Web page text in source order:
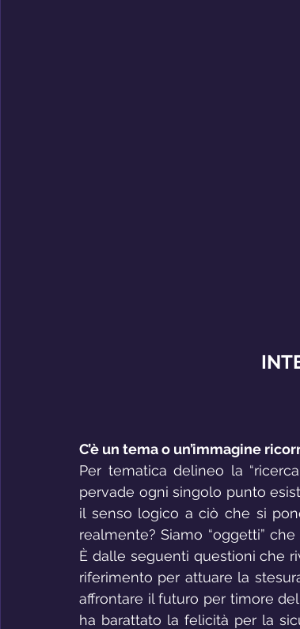
C’è un tema o un’immagine
Per tematica delineo la
pervade ogni singolo punto
il senso logico a ciò che si
realmente? Siamo “oggetti”
È dalle seguenti questioni che
riferimento per attuare la
affrontare il futuro per timore del
ha barattato la felicità per la